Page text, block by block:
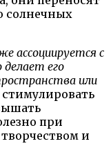
солнечных
ассоциируется с
его
или
при
и